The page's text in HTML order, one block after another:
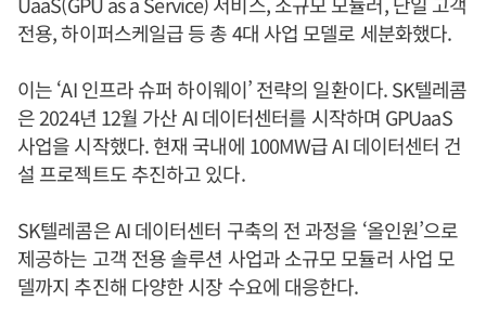
전용, 하이퍼스케일급 등 총 4대 사업 모델로 세분화했다.
이는 ‘AI 인프라 슈퍼 하이웨이’ 전략의 일환이다. SK텔레콤
은 2024년 12월 가산 AI 데이터센터를 시작하며 GPUaaS
사업을 시작했다. 현재 국내에 100MW급 AI 데이터센터 건
설 프로젝트도 추진하고 있다.
SK텔레콤은 AI 데이터센터 구축의 전 과정을 ‘올인원’으로
제공하는 고객 전용 솔루션 사업과 소규모 모듈러 사업 모
델까지 추진해 다양한 시장 수요에 대응한다.